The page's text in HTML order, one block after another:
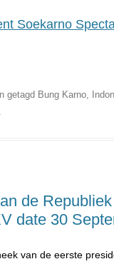
Soekarno
getagd Bung Karno,
.
de
date 30
van de eerste